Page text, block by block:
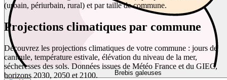
Brebis galeuses
(urbain, périurbain, rural) et par taille de commune.
Projections climatiques par commune
Découvrez les projections climatiques de votre commune : jours de
canicule, température estivale, élévation du niveau de la mer,
sécheresses des sols. Données issues de Météo France et du GIEC,
horizons 2030, 2050 et 2100.